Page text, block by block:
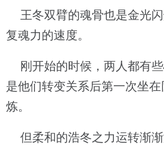
王冬双臂的魂骨也是金光闪
复魂力的速度。
刚开始的时候，两人都有
是他们转变关系后第一次坐
炼。
但柔和的浩冬之力运转渐